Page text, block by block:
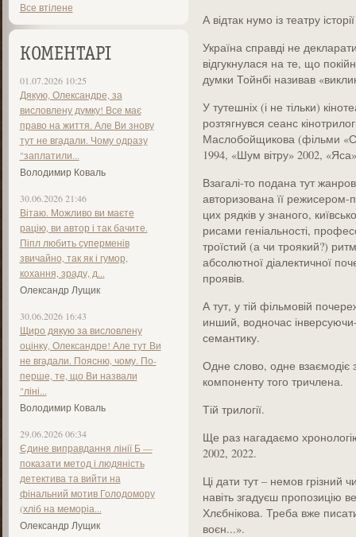
Все втілене
КОМЕНТАРІ
01.07.2026 10:25
Дякую, Олександре, за
висловлену думку! Все має
право на життя. Але Ви знову
тут не вгадали. Чому одразу
"заплатили...
Володимир Коваль
30.06.2026 21:46
Вітаю. Можливо ви маєте
рацію, ви автор і так бачите.
Піпл любить суперменів
звичайно, так як і гумор,
кохання, зраду, д...
Олександр Лущик
30.06.2026 16:43
Щиро дякую за висловлену
оцінку, Олександре! Але тут Ви
не вгадали. Поясню, чому. По-
перше, те, що Ви назвали
"ліні...
Володимир Коваль
29.06.2026 06:34
Єдине виправдання лінії Б —
показати метод і людяність
детектива та вийти на
фінальний мотив Голодомору
(хліб на меморіа...
Олександр Лущик
А відтак нумо із театру
Україна справді не
відгукнулася на те, що
думки Тойнбі називав
У тутешніх (і не тільки)
розтягнувся сеанс
Маслобойщикова (фільми
1994, «Шум вітру» 2002,
Взагалі-то подана тут
авторизована її
цих рядків у знаного,
рисами геніальності,
троїстий (а чи троякий?)
абсолютної діалектичної
проявів.
А тут, у тій фільмовій
инший, водночас
семантику.
Одне слово, одне взаємодіє
компоненту того тричлена.
Тій трилогії.
Ще раз нагадаємо
2002, 2022.
Ці дати тут – немов
навіть згадуєш пропозицію
Хлєбнікова. Треба вже
воєн...».